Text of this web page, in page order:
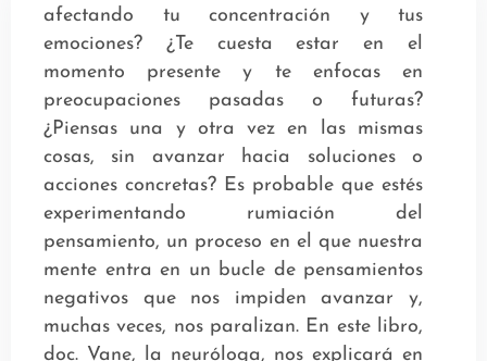
afectando tu concentración y tus
emociones? ¿Te cuesta estar en el
momento presente y te enfocas en
preocupaciones pasadas o futuras?
¿Piensas una y otra vez en las mismas
cosas, sin avanzar hacia soluciones o
acciones concretas? Es probable que estés
experimentando rumiación del
pensamiento, un proceso en el que nuestra
mente entra en un bucle de pensamientos
negativos que nos impiden avanzar y,
muchas veces, nos paralizan. En este libro,
doc. Vane, la neuróloga, nos explicará en